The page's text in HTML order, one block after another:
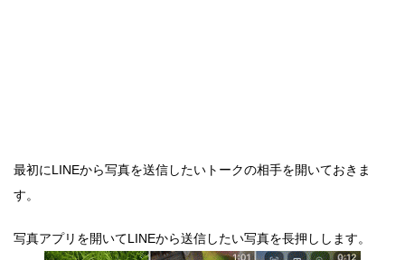
最初にLINEから写真を送信したいトークの相手を開いておきま
す。
写真アプリを開いてLINEから送信したい写真を長押しします。